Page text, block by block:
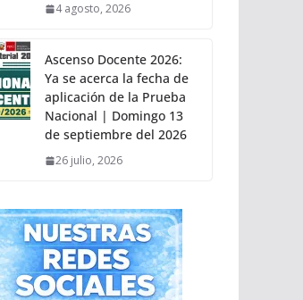
4 agosto, 2026
Ascenso Docente 2026:
Ya se acerca la fecha de
aplicación de la Prueba
Nacional | Domingo 13
de septiembre del 2026
26 julio, 2026